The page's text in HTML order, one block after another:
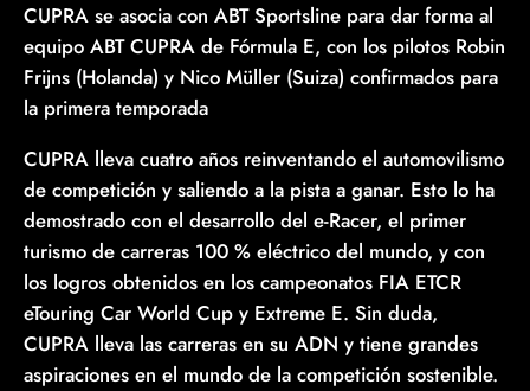
CUPRA se asocia con ABT Sportsline para dar forma al
equipo ABT CUPRA de Fórmula E, con los pilotos Robin
Frijns (Holanda) y Nico Müller (Suiza) confirmados para
la primera temporada
CUPRA lleva cuatro años reinventando el automovilismo
de competición y saliendo a la pista a ganar. Esto lo ha
demostrado con el desarrollo del e-Racer, el primer
turismo de carreras 100 % eléctrico del mundo, y con
los logros obtenidos en los campeonatos FIA ETCR
eTouring Car World Cup y Extreme E. Sin duda,
CUPRA lleva las carreras en su ADN y tiene grandes
aspiraciones en el mundo de la competición sostenible.